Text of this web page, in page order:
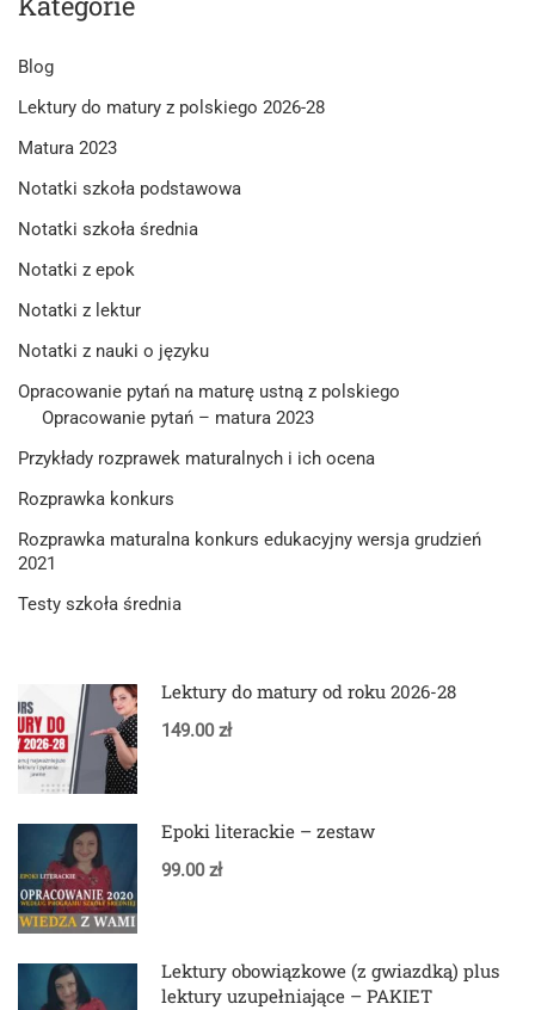
Blog
Lektury do matury z polskiego 2026-28
Matura 2023
Notatki szkoła podstawowa
Notatki szkoła średnia
Notatki z epok
Notatki z lektur
Notatki z nauki o języku
Opracowanie pytań na maturę ustną z polskiego
Opracowanie pytań – matura 2023
Przykłady rozprawek maturalnych i ich ocena
Rozprawka konkurs
Rozprawka maturalna konkurs edukacyjny wersja grudzień
2021
Testy szkoła średnia
Lektury do matury od roku 2026-28
149.00 zł
Epoki literackie – zestaw
99.00 zł
Lektury obowiązkowe (z gwiazdką) plus
lektury uzupełniające – PAKIET